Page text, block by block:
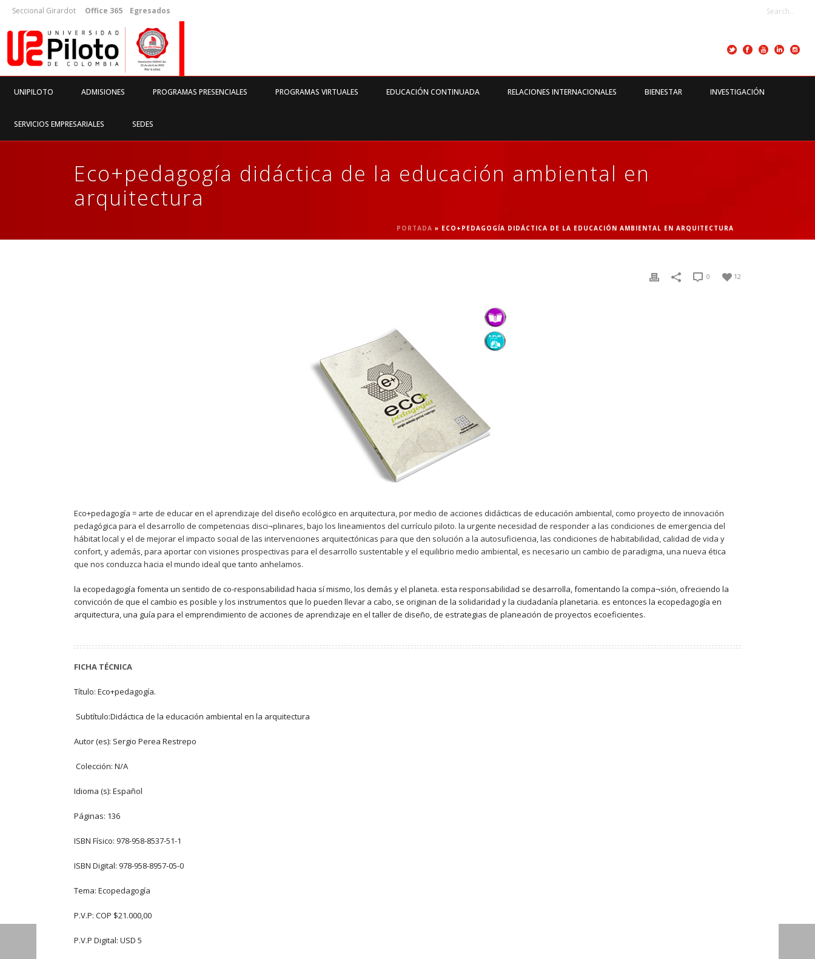
Seccional Girardot Office 365 Egresados
UNIPILOTO ADMISIONES PROGRAMAS PRESENCIALES PROGRAMAS VIRTUALES EDUCACIÓN CONTINUADA RELACIONES INTERNACIONALES BIENESTAR INVESTIGACIÓN
SERVICIOS EMPRESARIALES SEDES
Eco+pedagogía didáctica de la educación ambiental en
arquitectura
PORTADA » ECO+PEDAGOGÍA DIDÁCTICA DE LA EDUCACIÓN AMBIENTAL EN ARQUITECTURA
12
0
Eco+pedagogía = arte de educar en el aprendizaje del diseño ecológico en arquitectura, por medio de acciones didácticas de educación ambiental, como proyecto de innovación
pedagógica para el desarrollo de competencias disci¬plinares, bajo los lineamientos del currículo piloto. la urgente necesidad de responder a las condiciones de emergencia del
hábitat local y el de mejorar el impacto social de las intervenciones arquitectónicas para que den solución a la autosuficiencia, las condiciones de habitabilidad, calidad de vida y
confort, y además, para aportar con visiones prospectivas para el desarrollo sustentable y el equilibrio medio ambiental, es necesario un cambio de paradigma, una nueva ética
que nos conduzca hacia el mundo ideal que tanto anhelamos.
la ecopedagogía fomenta un sentido de co-responsabilidad hacia sí mismo, los demás y el planeta. esta responsabilidad se desarrolla, fomentando la compa¬sión, ofreciendo la
convicción de que el cambio es posible y los instrumentos que lo pueden llevar a cabo, se originan de la solidaridad y la ciudadanía planetaria. es entonces la ecopedagogía en
arquitectura, una guía para el emprendimiento de acciones de aprendizaje en el taller de diseño, de estrategias de planeación de proyectos ecoeficientes.
FICHA TÉCNICA
Título: Eco+pedagogía.
Subtítulo:Didáctica de la educación ambiental en la arquitectura
Autor (es): Sergio Perea Restrepo
Colección: N/A
Idioma (s): Español
Páginas: 136
ISBN Físico: 978-958-8537-51-1
ISBN Digital: 978-958-8957-05-0
Tema: Ecopedagogía
P.V.P: COP $21.000,00
P.V.P Digital: USD 5